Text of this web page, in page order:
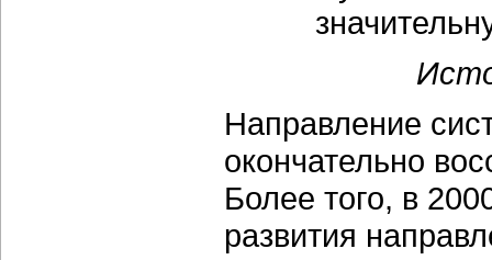
Направление
окончательно
Более того, в
развития